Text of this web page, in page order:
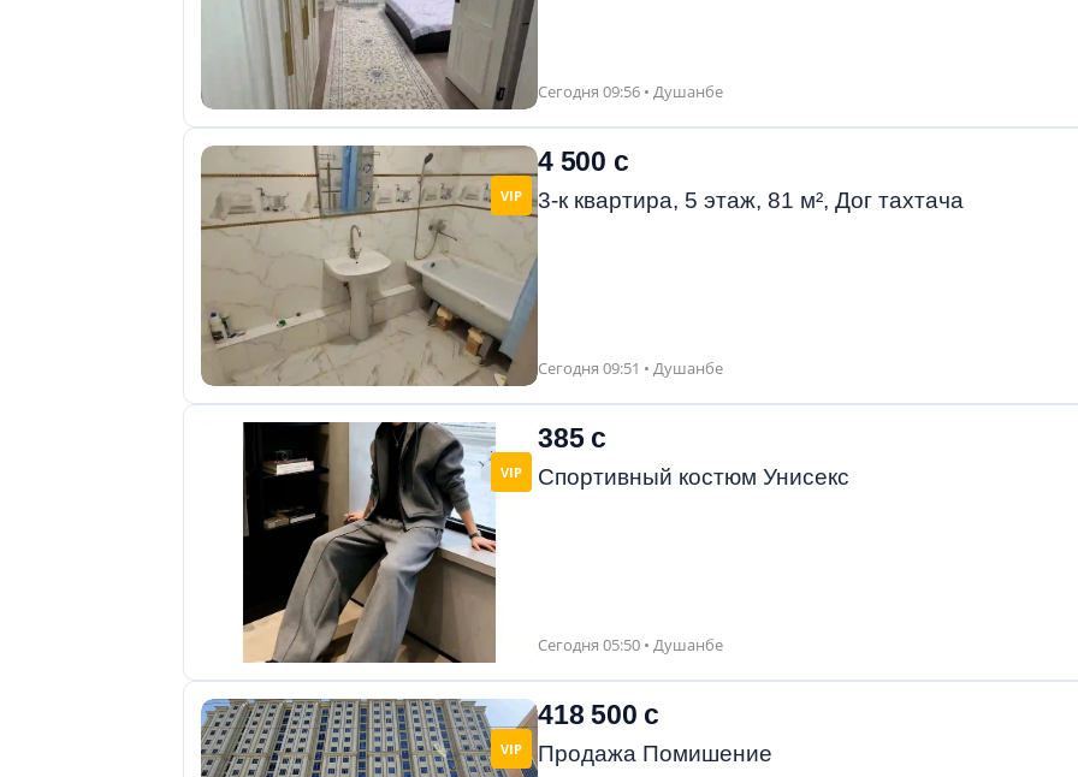
Сегодня 09:56 • Душанбе
VIP
4 500 с
3-к квартира, 5 этаж, 81 м², Дог тахтача
Сегодня 09:51 • Душанбе
VIP
385 с
Спортивный костюм Унисекс
Сегодня 05:50 • Душанбе
VIP
418 500 с
Продажа Помишение